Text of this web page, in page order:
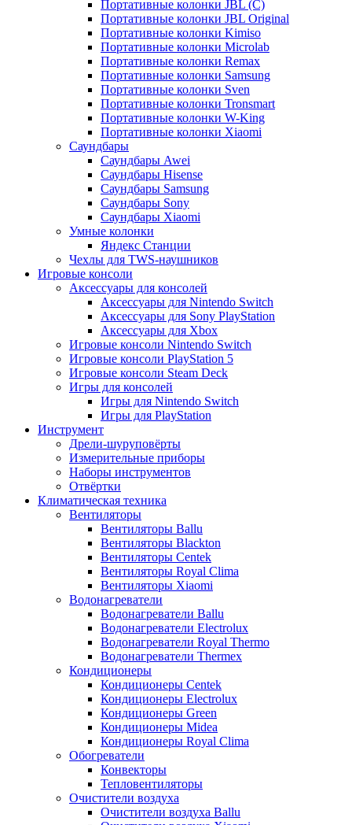
Портативные колонки JBL (C)
Портативные колонки JBL Original
Портативные колонки Kimiso
Портативные колонки Microlab
Портативные колонки Remax
Портативные колонки Samsung
Портативные колонки Sven
Портативные колонки Tronsmart
Портативные колонки W-King
Портативные колонки Xiaomi
Саундбары
Саундбары Awei
Саундбары Hisense
Саундбары Samsung
Саундбары Sony
Саундбары Xiaomi
Умные колонки
Яндекс Станции
Чехлы для TWS-наушников
Игровые консоли
Аксессуары для консолей
Аксессуары для Nintendo Switch
Аксессуары для Sony PlayStation
Аксессуары для Xbox
Игровые консоли Nintendo Switch
Игровые консоли PlayStation 5
Игровые консоли Steam Deck
Игры для консолей
Игры для Nintendo Switch
Игры для PlayStation
Инструмент
Дрели-шуруповёрты
Измерительные приборы
Наборы инструментов
Отвёртки
Климатическая техника
Вентиляторы
Вентиляторы Ballu
Вентиляторы Blackton
Вентиляторы Centek
Вентиляторы Royal Clima
Вентиляторы Xiaomi
Водонагреватели
Водонагреватели Ballu
Водонагреватели Electrolux
Водонагреватели Royal Thermo
Водонагреватели Thermex
Кондиционеры
Кондиционеры Centek
Кондиционеры Electrolux
Кондиционеры Green
Кондиционеры Midea
Кондиционеры Royal Clima
Обогреватели
Конвекторы
Тепловентиляторы
Очистители воздуха
Очистители воздуха Ballu